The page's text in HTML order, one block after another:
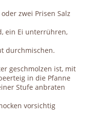
zwei Prisen Salz
ein Ei unterrühren,
durchmischen.
geschmolzen ist, mit
in die Pfanne
Stufe anbraten
vorsichtig